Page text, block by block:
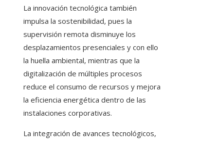
La innovación tecnológica también
impulsa la sostenibilidad, pues la
supervisión remota disminuye los
desplazamientos presenciales y con ello
la huella ambiental, mientras que la
digitalización de múltiples procesos
reduce el consumo de recursos y mejora
la eficiencia energética dentro de las
instalaciones corporativas.
La integración de avances tecnológicos,